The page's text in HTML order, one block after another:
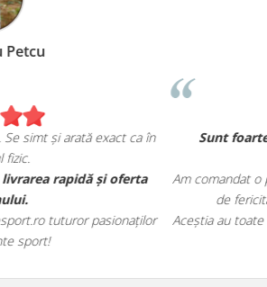
Alexandru Petcu
Nike. Se simt și arată exact ca în
magazinul fizic.
asemenea, livrarea rapidă și oferta
escapesport.ro tuturor pasionaților
de încălțăminte sport!